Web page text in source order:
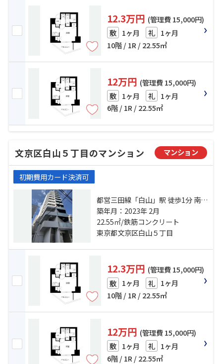
12.3万円 (管理費 15,000円)
敷 1ヶ月 礼 1ヶ月
10階 / 1R / 22.55㎡
12万円 (管理費 15,000円)
敷 1ヶ月 礼 1ヶ月
6階 / 1R / 22.55㎡
文京区白山５丁目のマンション マンション
初期費用カード決済可
都営三田線「白山」駅 徒歩1分 南北
線「本駒込」駅 徒歩8分 南北線「東
大前」駅 徒歩11分
築年月：2023年 2月
22.55㎡/鉄筋コンクリート
東京都文京区白山５丁目
12.3万円 (管理費 15,000円)
敷 1ヶ月 礼 1ヶ月
10階 / 1R / 22.55㎡
12万円 (管理費 15,000円)
敷 1ヶ月 礼 1ヶ月
6階 / 1R / 22.55㎡